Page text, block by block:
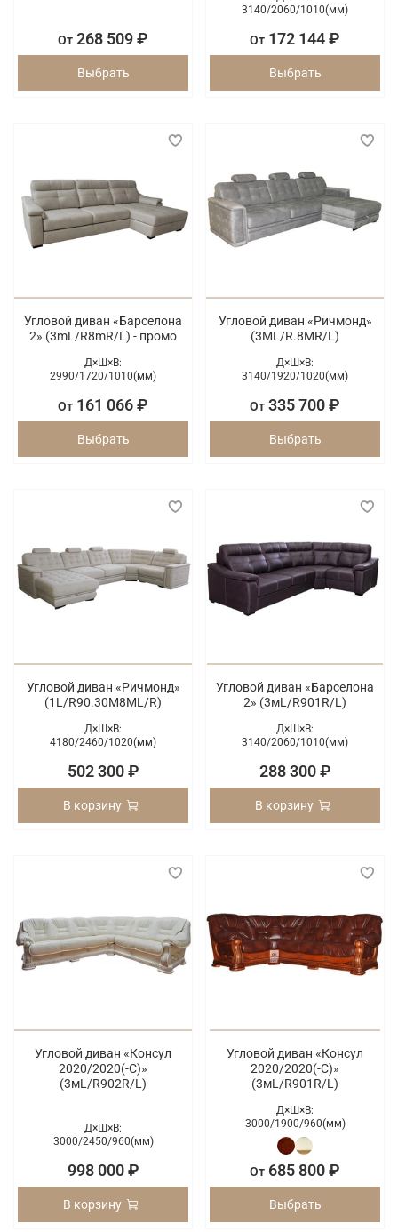
От 268 509 ₽
Выбрать
3140/2060/1010(мм)
От 172 144 ₽
Выбрать
Угловой диван «Барселона
2» (3mL/R8mR/L) - промо
Д×Ш×В:
2990/1720/1010(мм)
От 161 066 ₽
Выбрать
Угловой диван «Ричмонд»
(3ML/R.8МR/L)
Д×Ш×В:
3140/1920/1020(мм)
От 335 700 ₽
Выбрать
Угловой диван «Ричмонд»
(1L/R90.30М8МL/R)
Д×Ш×В:
4180/2460/1020(мм)
502 300 ₽
В корзину
Угловой диван «Барселона
2» (3мL/R901R/L)
Д×Ш×В:
3140/2060/1010(мм)
288 300 ₽
В корзину
Угловой диван «Консул
2020/2020(-С)»
(3мL/R902R/L)
Д×Ш×В:
3000/2450/960(мм)
998 000 ₽
В корзину
Угловой диван «Консул
2020/2020(-С)»
(3мL/R901R/L)
Д×Ш×В:
3000/1900/960(мм)
От 685 800 ₽
Выбрать